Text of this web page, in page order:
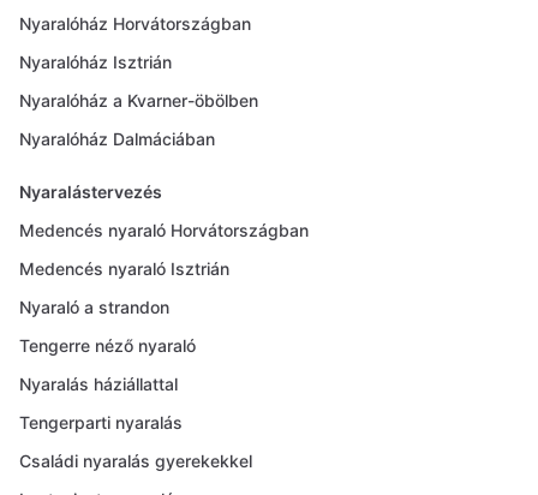
Nyaralóház Horvátországban
Nyaralóház Isztrián
Nyaralóház a Kvarner-öbölben
Nyaralóház Dalmáciában
Nyaralástervezés
Medencés nyaraló Horvátországban
Medencés nyaraló Isztrián
Nyaraló a strandon
Tengerre néző nyaraló
Nyaralás háziállattal
Tengerparti nyaralás
Családi nyaralás gyerekekkel